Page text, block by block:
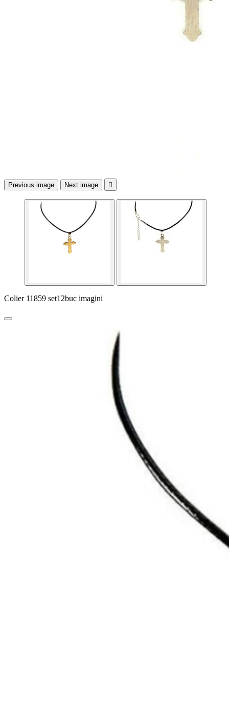
Previous image Next image 
Colier 11859 set12buc imagini